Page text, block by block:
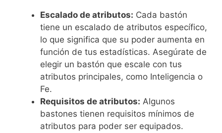
Escalado de atributos: Cada bastón
tiene un escalado de atributos específico,
lo que significa que su poder aumenta en
función de tus estadísticas. Asegúrate de
elegir un bastón que escale con tus
atributos principales, como Inteligencia o
Fe.
Requisitos de atributos: Algunos
bastones tienen requisitos mínimos de
atributos para poder ser equipados.